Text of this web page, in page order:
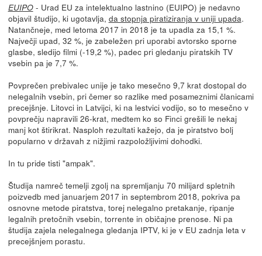
EUIPO- Urad EU za intelektualno lastnino (EUIPO) je nedavno
objavil študijo, ki ugotavlja, da stopnja piratiziranja v uniji upada.
Natančneje, med letoma 2017 in 2018 je ta upadla za 15,1 %.
Največji upad, 32 %, je zabeležen pri uporabi avtorsko sporne
glasbe, sledijo filmi (-19,2 %), padec pri gledanju piratskih TV
vsebin pa je 7,7 %.
Povprečen prebivalec unije je tako mesečno 9,7 krat dostopal do
nelegalnih vsebin, pri čemer so razlike med posameznimi članicami
precejšnje. Litovci in Latvijci, ki na lestvici vodijo, so to mesečno v
povprečju napravili 26-krat, medtem ko so Finci grešili le nekaj
manj kot štirikrat. Nasploh rezultati kažejo, da je piratstvo bolj
popularno v državah z nižjimi razpoložljivimi dohodki.
In tu pride tisti "ampak".
Študija namreč temelji zgolj na spremljanju 70 milijard spletnih
poizvedb med januarjem 2017 in septembrom 2018, pokriva pa
osnovne metode piratstva, torej nelegalno pretakanje, ripanje
legalnih pretočnih vsebin, torrente in običajne prenose. Ni pa
študija zajela nelegalnega gledanja IPTV, ki je v EU zadnja leta v
precejšnjem porastu.